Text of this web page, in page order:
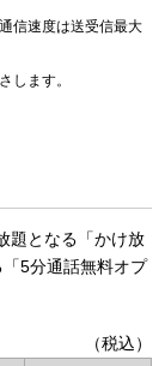
信速度は送受信最大
します。
題となる「かけ放
5分通話無料オプ
（税込）